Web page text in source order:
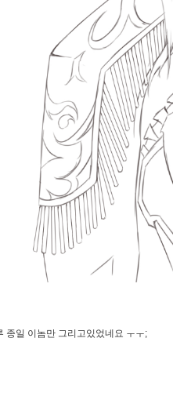
종일 이놈만 그리고있었네요 ㅜㅜ;